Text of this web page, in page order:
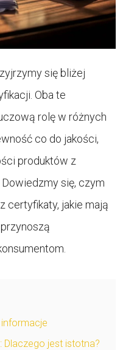
się bliżej
Oba te
rolę w różnych
co do jakości,
produktów z
się, czym
certyfikaty, jakie mają
jest istotna?